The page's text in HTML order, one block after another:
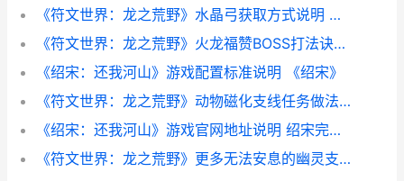
《符文世界：龙之荒野》水晶弓获取方式说明 符文世界龙之荒野wiki
《符文世界：龙之荒野》火龙福赞BOSS打法诀窍同享 符文世界龙之荒野法则符文
《绍宋：还我河山》游戏配置标准说明 《绍宋》
《符文世界：龙之荒野》动物磁化支线任务做法说明 符文世界龙之荒野铁矿
《绍宋：还我河山》游戏官网地址说明 绍宋完整版
《符文世界：龙之荒野》更多无法安息的幽灵支线任务做法说明 符文世界龙之荒野法则符文